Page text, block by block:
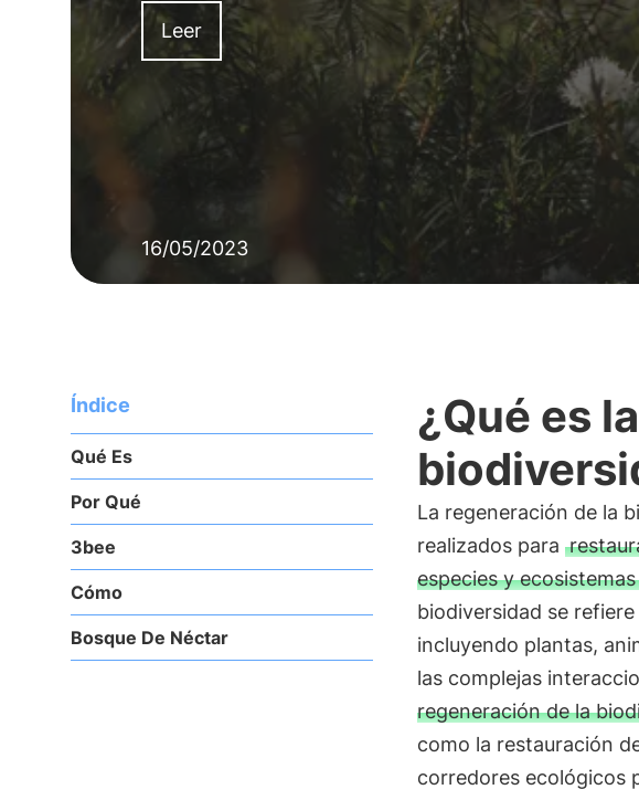
Leer
16/05/2023
Índice
Qué Es
Por Qué
3bee
Cómo
Bosque De Néctar
¿Qué es
La regeneración de la
realizados para
especies y ecosistemas
biodiversidad se
incluyendo plantas,
las complejas
regeneración de la
como la restauración
corredores ecológicos